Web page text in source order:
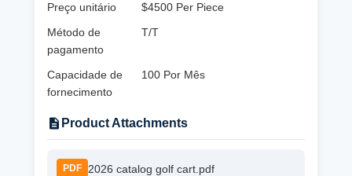
Preço unitário
$4500 Per Piece
Método de
pagamento
T/T
Capacidade de
fornecimento
100 Por Mês
Product Attachments
PDF 2026 catalog golf cart.pdf